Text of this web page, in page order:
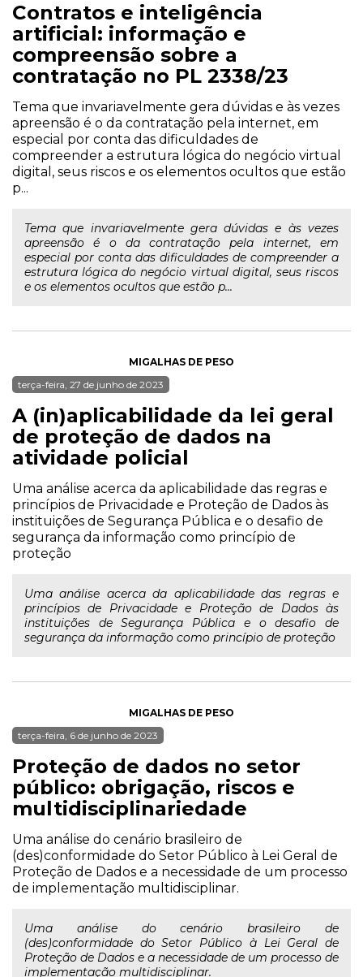
Contratos e inteligência
artificial: informação e
compreensão sobre a
contratação no PL 2338/23
Tema que invariavelmente gera dúvidas e às vezes
apreensão é o da contratação pela internet, em
especial por conta das dificuldades de
compreender a estrutura lógica do negócio virtual
digital, seus riscos e os elementos ocultos que estão
p...
Tema que invariavelmente gera dúvidas e às vezes
apreensão é o da contratação pela internet, em
especial por conta das dificuldades de compreender a
estrutura lógica do negócio virtual digital, seus riscos
e os elementos ocultos que estão p...
MIGALHAS DE PESO
terça-feira, 27 de junho de 2023
A (in)aplicabilidade da lei geral
de proteção de dados na
atividade policial
Uma análise acerca da aplicabilidade das regras e
princípios de Privacidade e Proteção de Dados às
instituições de Segurança Pública e o desafio de
segurança da informação como princípio de
proteção
Uma análise acerca da aplicabilidade das regras e
princípios de Privacidade e Proteção de Dados às
instituições de Segurança Pública e o desafio de
segurança da informação como princípio de proteção
MIGALHAS DE PESO
terça-feira, 6 de junho de 2023
Proteção de dados no setor
público: obrigação, riscos e
multidisciplinariedade
Uma análise do cenário brasileiro de
(des)conformidade do Setor Público à Lei Geral de
Proteção de Dados e a necessidade de um processo
de implementação multidisciplinar.
Uma análise do cenário brasileiro de
(des)conformidade do Setor Público à Lei Geral de
Proteção de Dados e a necessidade de um processo de
implementação multidisciplinar.